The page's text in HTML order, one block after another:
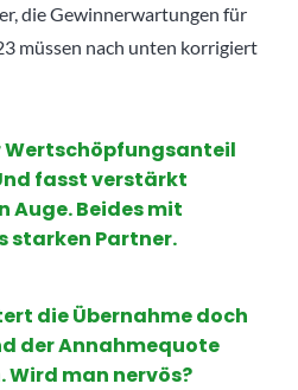
die Gewinnerwartungen für
müssen nach unten korrigiert
Wertschöpfungsanteil
fasst verstärkt
Auge. Beides mit
starken Partner.
die Übernahme doch
der Annahmequote
Wird man nervös?